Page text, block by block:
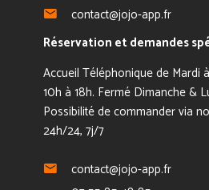
contact@jojo-app.fr
Réservation et demandes
Accueil Téléphonique de Mardi
10h à 18h. Fermé Dimanche &
Possibilité de commander via
24h/24, 7j/7
contact@jojo-app.fr